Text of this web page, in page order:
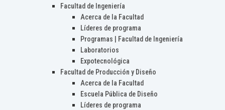
Facultad de Ingeniería
Acerca de la Facultad
Líderes de programa
Programas | Facultad de Ingeniería
Laboratorios
Expotecnológica
Facultad de Producción y Diseño
Acerca de la Facultad
Escuela Pública de Diseño
Líderes de programa